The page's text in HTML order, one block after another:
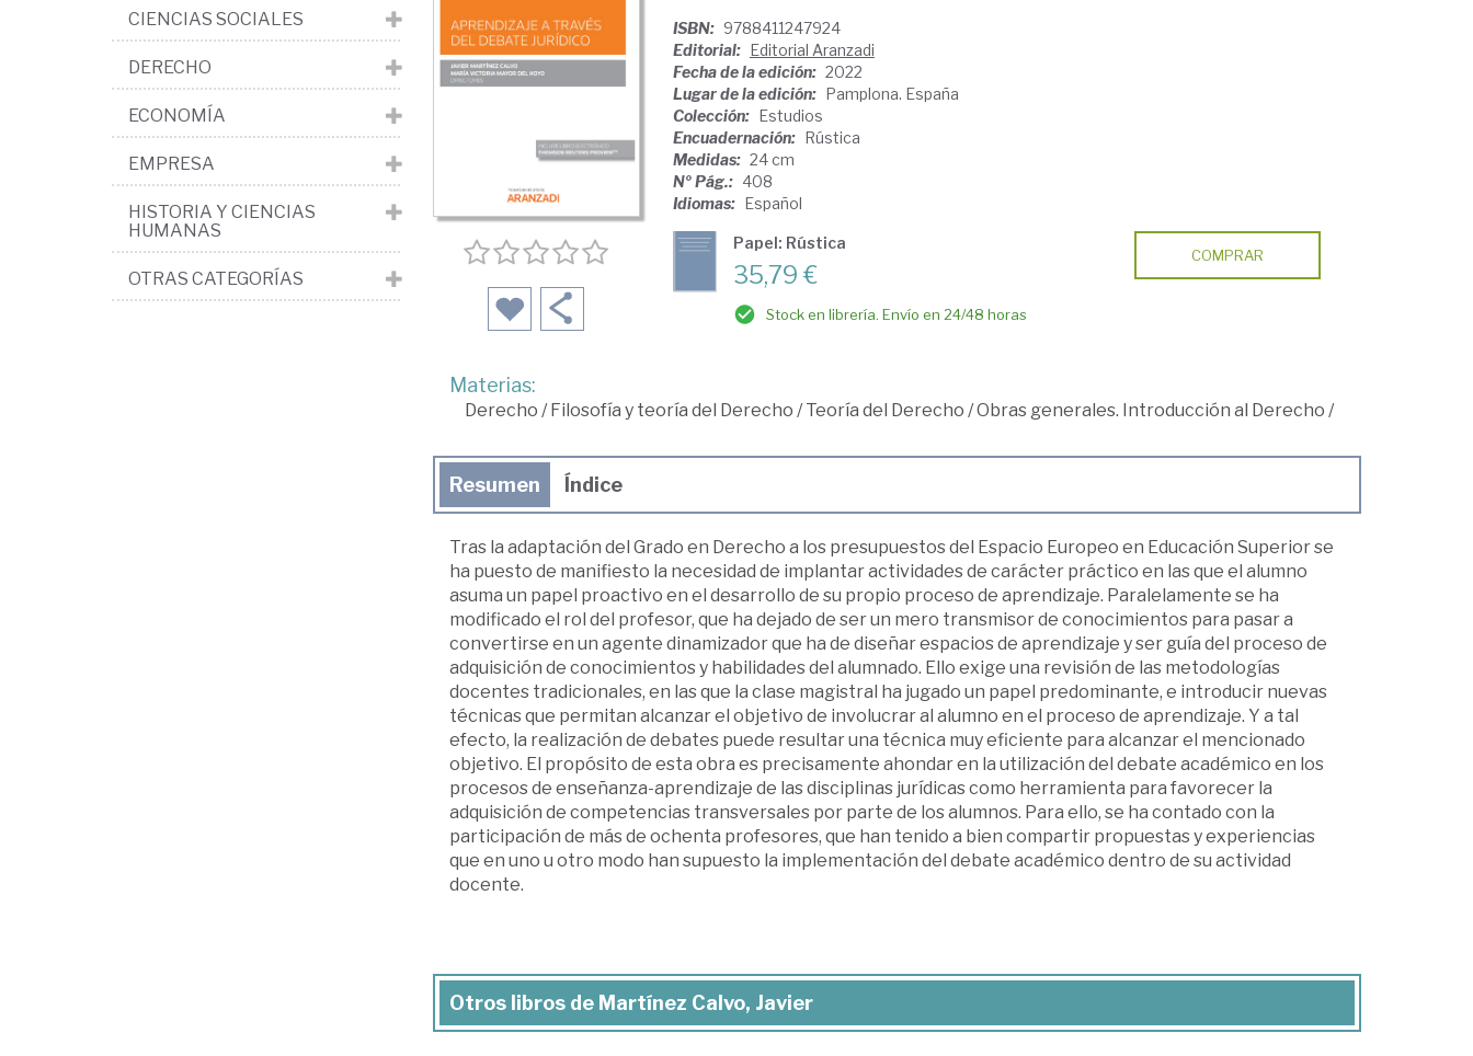
ISBN: 9788411247924
Editorial: Editorial Aranzadi
Fecha de la edición: 2022
Lugar de la edición: Pamplona. España
Colección: Estudios
Encuadernación: Rústica
Medidas: 24 cm
Nº Pág.: 408
Idiomas: Español
Papel: Rústica
35,79 €
Stock en librería. Envío en 24/48 horas
COMPRAR
Materias:
Derecho /Filosofía y teoría del Derecho /Teoría del Derecho /Obras generales. Introducción al Derecho /
Resumen Índice
Tras la adaptación del Grado en Derecho a los presupuestos del Espacio Europeo en Educación Superior se
ha puesto de manifiesto la necesidad de implantar actividades de carácter práctico en las que el alumno
asuma un papel proactivo en el desarrollo de su propio proceso de aprendizaje. Paralelamente se ha
modificado el rol del profesor, que ha dejado de ser un mero transmisor de conocimientos para pasar a
convertirse en un agente dinamizador que ha de diseñar espacios de aprendizaje y ser guía del proceso de
adquisición de conocimientos y habilidades del alumnado. Ello exige una revisión de las metodologías
docentes tradicionales, en las que la clase magistral ha jugado un papel predominante, e introducir nuevas
técnicas que permitan alcanzar el objetivo de involucrar al alumno en el proceso de aprendizaje. Y a tal
efecto, la realización de debates puede resultar una técnica muy eficiente para alcanzar el mencionado
objetivo. El propósito de esta obra es precisamente ahondar en la utilización del debate académico en los
procesos de enseñanza-aprendizaje de las disciplinas jurídicas como herramienta para favorecer la
adquisición de competencias transversales por parte de los alumnos. Para ello, se ha contado con la
participación de más de ochenta profesores, que han tenido a bien compartir propuestas y experiencias
que en uno u otro modo han supuesto la implementación del debate académico dentro de su actividad
docente.
Otros libros de Martínez Calvo, Javier
CIENCIAS SOCIALES
DERECHO
ECONOMÍA
EMPRESA
HISTORIA Y CIENCIAS
HUMANAS
OTRAS CATEGORÍAS